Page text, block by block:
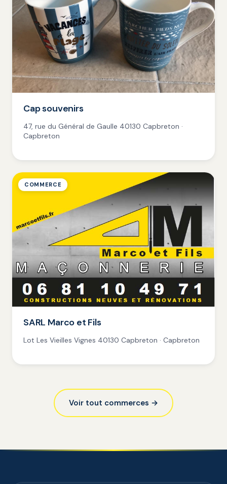
Cap souvenirs
47, rue du Général de Gaulle 40130 Capbreton ·
Capbreton
COMMERCE
SARL Marco et Fils
Lot Les Vieilles Vignes 40130 Capbreton · Capbreton
Voir tout commerces →